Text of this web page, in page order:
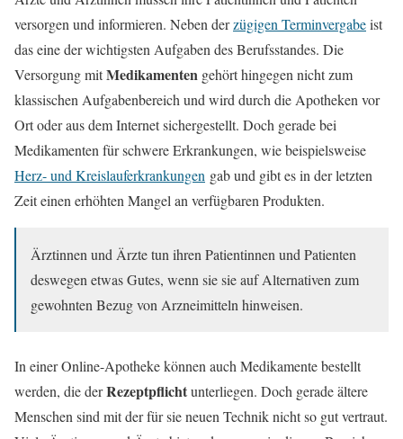
versorgen und informieren. Neben derzügigen Terminvergabeist
das eine der wichtigsten Aufgaben des Berufsstandes. Die
Versorgung mitMedikamenten gehört hingegen nicht zum
klassischen Aufgabenbereich und wird durch die Apotheken vor
Ort oder aus dem Internet sichergestellt. Doch gerade bei
Medikamenten für schwere Erkrankungen, wie beispielsweise
Herz- und Kreislauferkrankungen gab und gibt es in der letzten
Zeit einen erhöhten Mangel an verfügbaren Produkten.
Ärztinnen und Ärzte tun ihren Patientinnen und Patienten
deswegen etwas Gutes, wenn sie sie auf Alternativen zum
gewohnten Bezug von Arzneimitteln hinweisen.
In einer Online-Apotheke können auch Medikamente bestellt
werden, die derRezeptpflichtunterliegen. Doch gerade ältere
Menschen sind mit der für sie neuen Technik nicht so gut vertraut.